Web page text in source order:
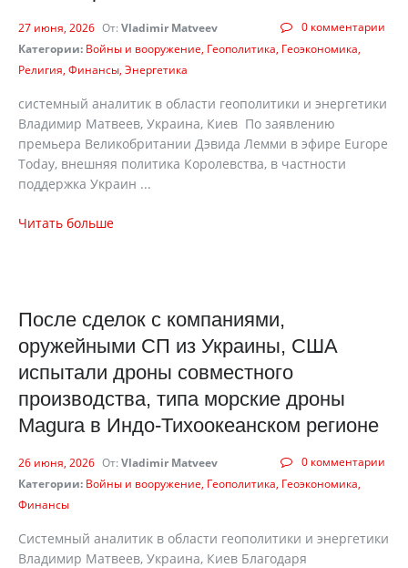
0 комментарии
27 июня, 2026 От: Vladimir Matveev
Категории: Войны и вооружение Геополитика Геоэкономика
Религия Финансы Энергетика
cистемный аналитик в области геополитики и энергетики
Владимир Матвеев, Украина, Киев По заявлению
премьера Великобритании Дэвида Лемми в эфире Europe
Today, внешняя политика Королевства, в частности
поддержка Украин ...
Читать больше
После сделок с компаниями,
оружейными СП из Украины, США
испытали дроны совместного
производства, типа морские дроны
Magura в Индо-Тихоокеанском регионе
0 комментарии
26 июня, 2026 От: Vladimir Matveev
Категории: Войны и вооружение Геополитика Геоэкономика
Финансы
Системный аналитик в области геополитики и энергетики
Владимир Матвеев, Украина, Киев Благодаря